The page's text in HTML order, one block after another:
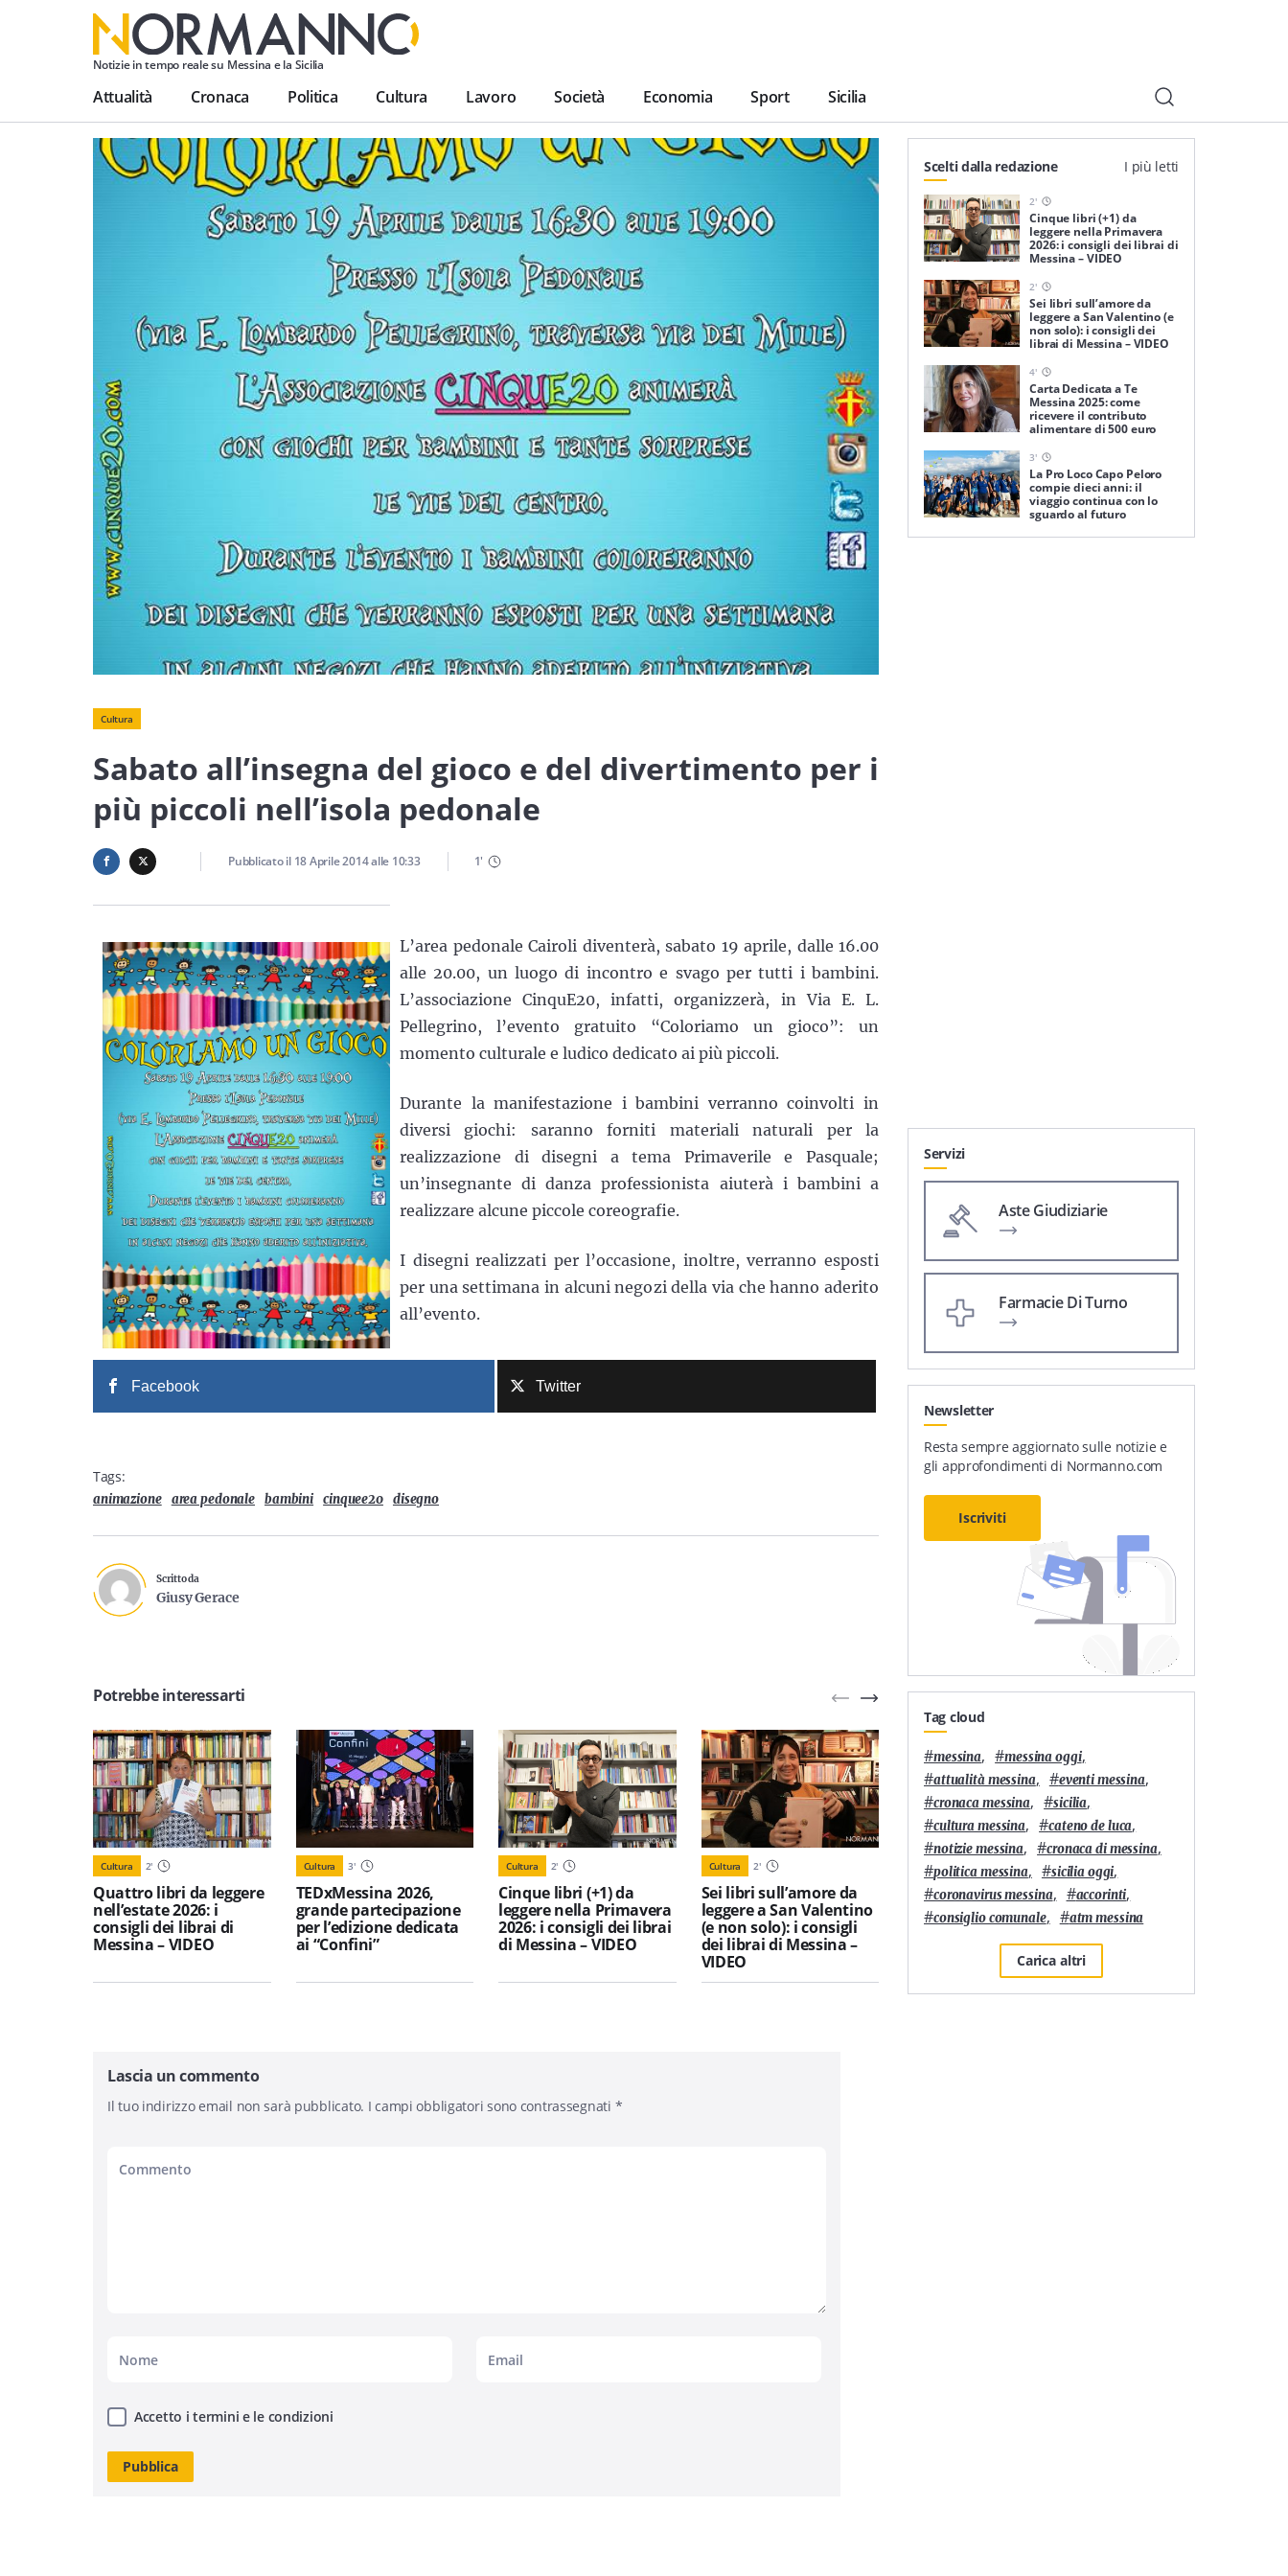
Notizie in tempo reale su Messina e la Sicilia
Attualità Cronaca Politica Cultura Lavoro Società Economia Sport Sicilia
Cultura
Sabato all’insegna del gioco e del divertimento per i
più piccoli nell’isola pedonale
Pubblicato il 18 Aprile 2014alle 10:33 1'
L’area pedonale Cairoli diventerà, sabato 19 aprile, dalle 16.00
alle 20.00, un luogo di incontro e svago per tutti i bambini.
L’associazione CinquE20, infatti, organizzerà, in Via E. L.
Pellegrino, l’evento gratuito “Coloriamo un gioco”: un
momento culturale e ludico dedicato ai più piccoli.
Durante la manifestazione i bambini verranno coinvolti in
diversi giochi: saranno forniti materiali naturali per la
realizzazione di disegni a tema Primaverile e Pasquale;
un’insegnante di danza professionista aiuterà i bambini a
realizzare alcune piccole coreograﬁe.
I disegni realizzati per l’occasione, inoltre, verranno esposti
per una settimana in alcuni negozi della via che hanno aderito
all’evento.
Facebook Twitter
Tags:
animazione area pedonale bambini cinquee20 disegno
Scritto da
Giusy Gerace
Potrebbe interessarti
Cultura 2'
Quattro libri da leggere
nell’estate 2026: i
consigli dei librai di
Messina – VIDEO
Cultura 3'
TEDxMessina 2026,
grande partecipazione
per l’edizione dedicata
ai “Confini”
Cultura 2'
Cinque libri (+1) da
leggere nella Primavera
2026: i consigli dei librai
di Messina – VIDEO
Cultura 2'
Sei libri sull’amore da
leggere a San Valentino
(e non solo): i consigli
dei librai di Messina –
VIDEO
Cultura 2'
Cinque libri da leggere
(o regalare) a Natale
2025: i consigli dei librai
di Messina – VIDEO
Cinque libri da leggere
nell’autunno 2025: i
consigli dei librai di
Lascia un commento
Il tuo indirizzo email non sarà pubblicato. I campi obbligatori sono contrassegnati *
Accetto i termini e le condizioni
Scelti dalla redazione I più letti
2'
Cinque libri (+1) da
leggere nella Primavera
2026: i consigli dei librai di
Messina – VIDEO
2'
Sei libri sull’amore da
leggere a San Valentino (e
non solo): i consigli dei
librai di Messina – VIDEO
4'
Carta Dedicata a Te
Messina 2025: come
ricevere il contributo
alimentare di 500 euro
3'
La Pro Loco Capo Peloro
compie dieci anni: il
viaggio continua con lo
sguardo al futuro
Servizi
Aste Giudiziarie
Farmacie Di Turno
Newsletter
Resta sempre aggiornato sulle notizie e
gli approfondimenti di Normanno.com
Iscriviti
Tag cloud
#messina, #messina oggi,
#attualità messina, #eventi messina,
#cronaca messina, #sicilia,
#cultura messina, #cateno de luca,
#notizie messina, #cronaca di messina,
#politica messina, #sicilia oggi,
#coronavirus messina, #accorinti,
#consiglio comunale, #atm messina
Carica altri